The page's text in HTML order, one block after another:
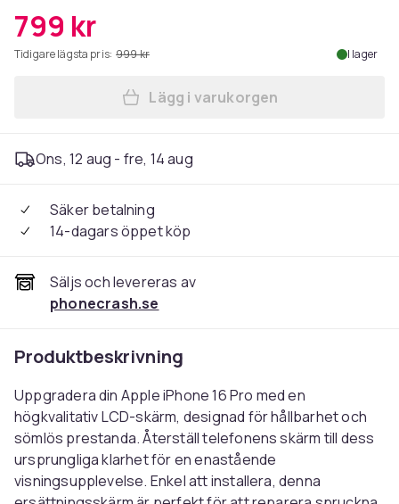
799 kr
Tidigare lägsta pris: 999 kr I lager
Lägg till iPhone 16 Pro
Lägg i varukorgen
Ons, 12 aug - fre, 14 aug
Säker betalning
14-dagars öppet köp
Säljs och levereras av
phonecrash.se
Produktbeskrivning
Uppgradera din Apple iPhone 16 Pro med en
högkvalitativ LCD-skärm, designad för hållbarhet och
sömlös prestanda. Återställ telefonens skärm till dess
ursprungliga klarhet för en enastående
visningsupplevelse. Enkel att installera, denna